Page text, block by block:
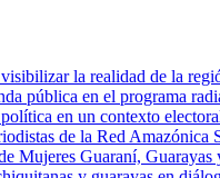
la realidad de la
pública en el programa
en un contexto
de la Red Amazónica
Mujeres Guaraní, Guarayas